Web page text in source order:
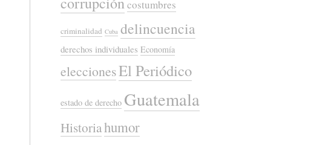
costumbres
criminalidad Cuba delincuencia
derechos individuales Economía
eleccionesEl Periódico
estado de derecho Guatemala
Historiahumor